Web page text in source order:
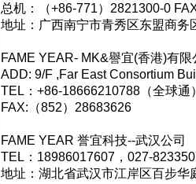
总机：（+86-771）2821300-0
地址：广西南宁市青秀区东盟商
FAME YEAR- MK&譽宜(香港)有
ADD: 9/F ,Far East Consortium
TEL：+86-18666210788（全球
FAX:（852）28683626
FAME YEAR 誉宜科技--武汉公司
TEL：18986017607，027-
地址：湖北省武汉市江岸区百步华